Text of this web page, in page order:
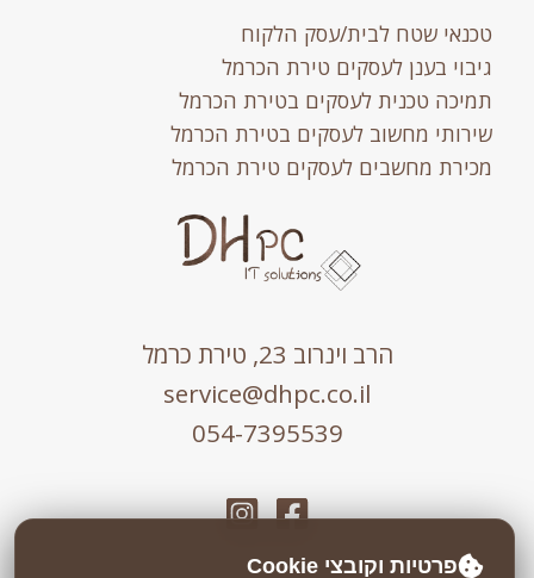
טכנאי שטח לבית/עסק הלקוח
גיבוי בענן לעסקים טירת הכרמל
תמיכה טכנית לעסקים בטירת הכרמל
שירותי מחשוב לעסקים בטירת הכרמל
מכירת מחשבים לעסקים טירת הכרמל
הרב וינרוב 23, טירת כרמל
service@dhpc.co.il
054-7395539
פרטיות וקובצי Cookie